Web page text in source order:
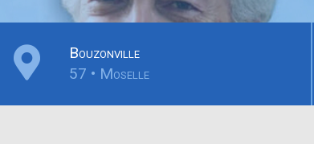
Bouzonville
57 • Moselle